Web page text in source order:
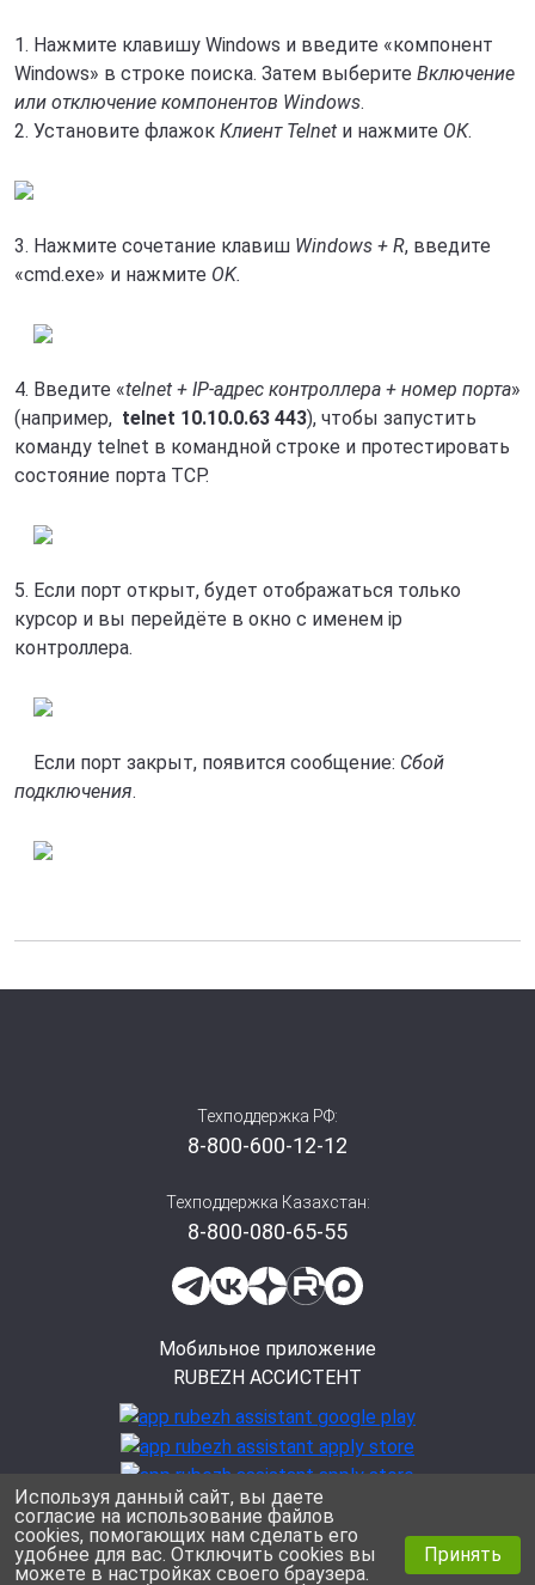
1. Нажмите клавишу Windows и введите «компонент
Windows» в строке поиска. Затем выберите Включение
или отключение компонентов Windows.
2. Установите флажок Клиент Telnet и нажмите ОК.
3. Нажмите сочетание клавиш Windows + R, введите
«cmd.exe» и нажмите OK.
4. Введите «telnet + IP-адрес контроллера + номер порта»
(например, telnet 10.10.0.63 443), чтобы запустить
команду telnet в командной строке и протестировать
состояние порта TCP.
5. Если порт открыт, будет отображаться только
курсор и вы перейдёте в окно с именем ip
контроллера.
Если порт закрыт, появится сообщение: Сбой
подключения.
Техподдержка РФ:
8-800-600-12-12
Техподдержка Казахстан:
8-800-080-65-55
Мобильное приложение
RUBEZH АССИСТЕНТ
© ООО «Рубеж», 2026
Политика конфиденциальности
Используя данный сайт, вы даете
согласие на использование файлов
cookies, помогающих нам сделать его
удобнее для вас. Отключить cookies вы
можете в настройках своего браузера.
Принять